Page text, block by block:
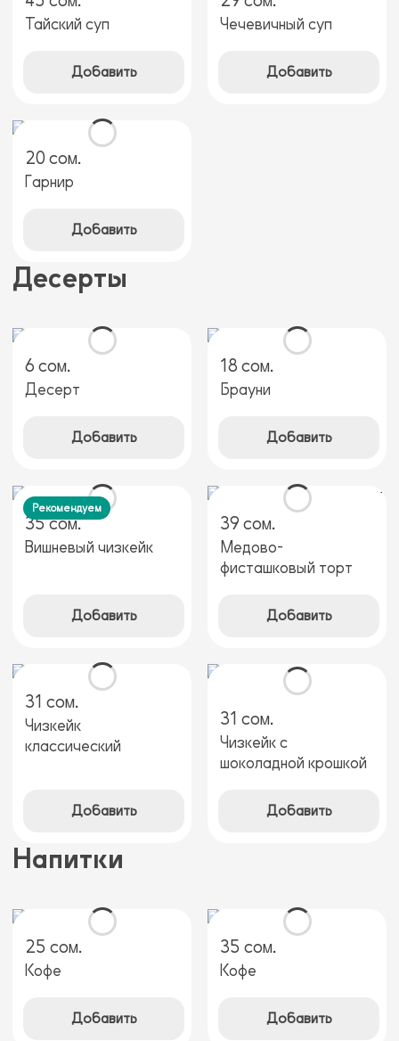
Тайский суп
Добавить
Чечевичный суп
Добавить
20 сом.
Гарнир
Добавить
Десерты
6 сом.
Десерт
Добавить
18 сом.
Брауни
Добавить
35 сом.
Вишневый чизкейк
Добавить
Рекомендуем
39 сом.
Медово-
фисташковый торт
Добавить
31 сом.
Чизкейк
классический
Добавить
31 сом.
Чизкейк с
шоколадной крошкой
Добавить
Напитки
25 сом.
Кофе
Добавить
35 сом.
Кофе
Добавить